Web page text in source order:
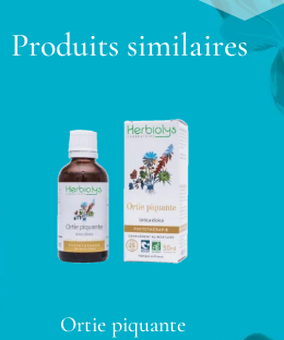
Produits similaires
Ortie piquante